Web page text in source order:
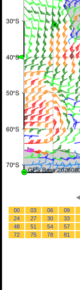
00 03 06 09
24
27 30 33
48
51 54 57
72
75 78 81